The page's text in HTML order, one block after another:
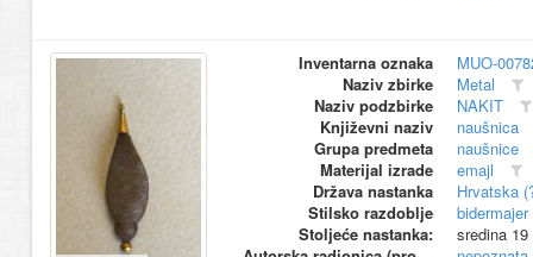
Inventarna oznaka
MUO-
Naziv zbirke
Metal
Naziv podzbirke
NAKIT
Književni naziv
naušnica
Grupa predmeta
naušnice
Materijal izrade
emajl
Država nastanka
Hrvatska
Stilsko razdoblje
bidermajer
Stoljeće nastanka:
sredina 19